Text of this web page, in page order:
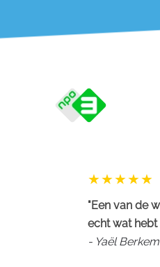
"Een van de
echt wat hebt
- Yaël